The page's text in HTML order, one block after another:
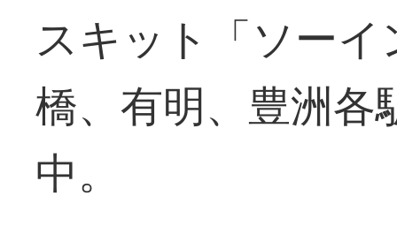
スキット「ソー
橋、有明、豊洲各
中。